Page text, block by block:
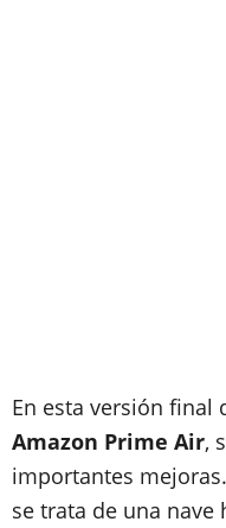
En esta versión final
Amazon Prime Air,
importantes
se trata de una nave